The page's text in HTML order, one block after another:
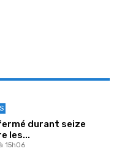
fermé durant seize
les...
15h06